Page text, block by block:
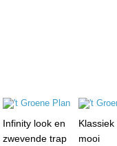
Infinity look en
zwevende trap
Klassiek
mooi